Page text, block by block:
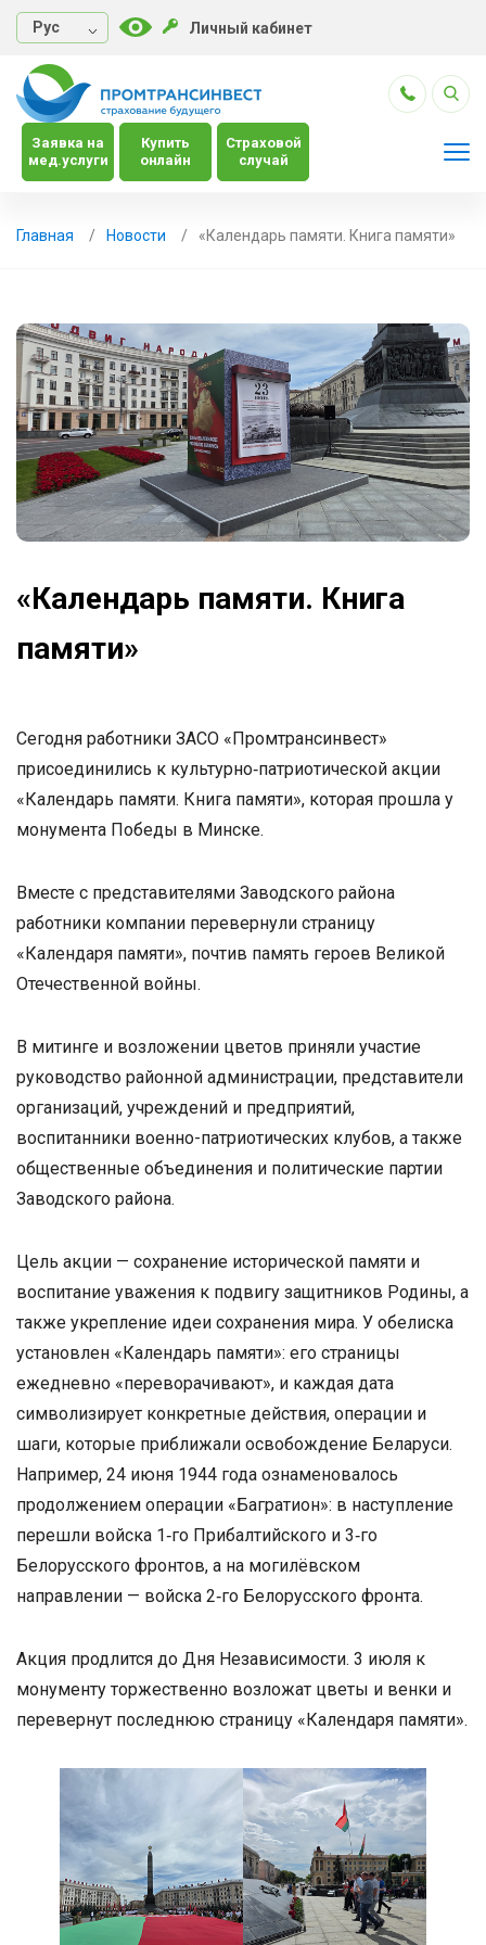
Руc Личный кабинет
Заявка на
мед.услуги
Купить
онлайн
Страховой
случай
Главная Новости «Календарь памяти. Книга памяти»
«Календарь памяти. Книга
памяти»
Сегодня работники ЗАСО «Промтрансинвест»
присоединились к культурно‑патриотической акции
«Календарь памяти. Книга памяти», которая прошла у
монумента Победы в Минске.
Вместе с представителями Заводского района
работники компании перевернули страницу
«Календаря памяти», почтив память героев Великой
Отечественной войны.
В митинге и возложении цветов приняли участие
руководство районной администрации, представители
организаций, учреждений и предприятий,
воспитанники военно-патриотических клубов, а также
общественные объединения и политические партии
Заводского района.
Цель акции — сохранение исторической памяти и
воспитание уважения к подвигу защитников Родины, а
также укрепление идеи сохранения мира. У обелиска
установлен «Календарь памяти»: его страницы
ежедневно «переворачивают», и каждая дата
символизирует конкретные действия, операции и
шаги, которые приближали освобождение Беларуси.
Например, 24 июня 1944 года ознаменовалось
продолжением операции «Багратион»: в наступление
перешли войска 1‑го Прибалтийского и 3‑го
Белорусского фронтов, а на могилёвском
направлении — войска 2‑го Белорусского фронта.
Акция продлится до Дня Независимости. 3 июля к
монументу торжественно возложат цветы и венки и
перевернут последнюю страницу «Календаря памяти».